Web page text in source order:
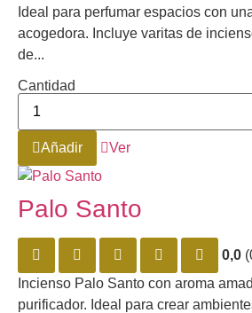
Ideal para perfumar espacios con
acogedora. Incluye varitas de
de...
Cantidad
Añadir Ver
Palo Santo
0,0
Incienso Palo Santo con aroma
purificador. Ideal para crear